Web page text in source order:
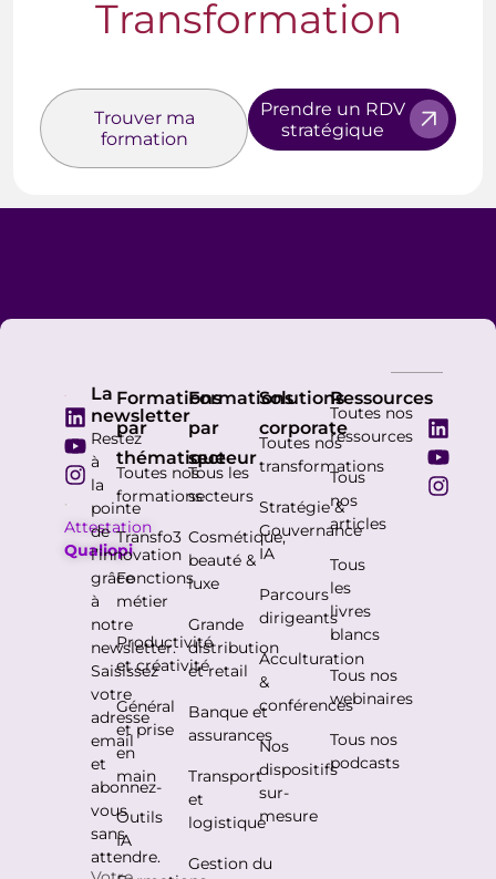
Transformation
Trouver ma
formation
Prendre un RDV
stratégique
Attestation
Qualiopi
La
newsletter
Restez
à
la
pointe
de
l’innovation
grâce
à
notre
newsletter.
Saisissez
votre
adresse
email
et
abonnez-
vous
sans
attendre.
Formations
par
thématique
Toutes nos
formations
Transfo3
Fonctions
métier
Productivité
et créativité
Général
et prise
en
main
Outils
IA
Formations
par
secteur
Tous les
secteurs
Cosmétique,
beauté &
luxe
Grande
distribution
et retail
Banque et
assurances
Transport
et
logistique
Gestion du
Solutions
corporate
Toutes nos
transformations
Stratégie &
Gouvernance
IA
Parcours
dirigeants
Acculturation
&
conférences
Nos
dispositifs
sur-
mesure
Ressources
Toutes nos
ressources
Tous
nos
articles
Tous
les
livres
blancs
Tous nos
webinaires
Tous nos
podcasts